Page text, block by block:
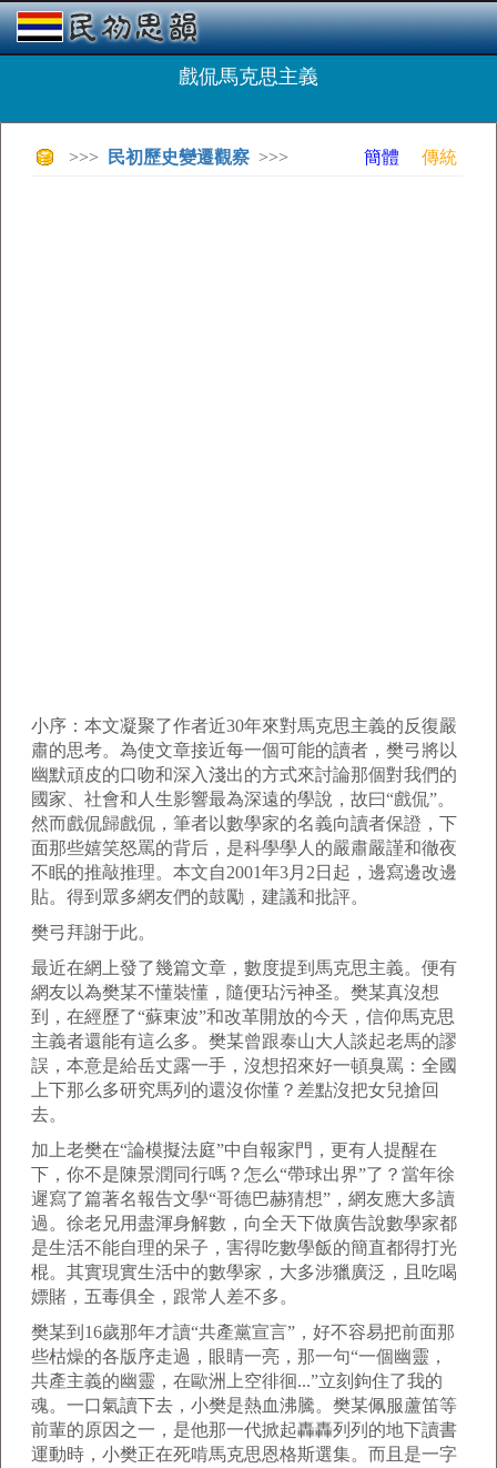
戲侃馬克思主義
>>> 民初歷史變遷觀察 >>> 簡體 傳統
小序：本文凝聚了作者近30年來對馬克思主義的反復嚴
肅的思考。為使文章接近每一個可能的讀者，樊弓將以
幽默頑皮的口吻和深入淺出的方式來討論那個對我們的
國家、社會和人生影響最為深遠的學說，故曰“戲侃”。
然而戲侃歸戲侃，筆者以數學家的名義向讀者保證，下
面那些嬉笑怒罵的背后，是科學學人的嚴肅嚴謹和徹夜
不眠的推敲推理。本文自2001年3月2日起，邊寫邊改邊
貼。得到眾多網友們的鼓勵，建議和批評。
樊弓拜謝于此。
最近在網上發了幾篇文章，數度提到馬克思主義。便有
網友以為樊某不懂裝懂，隨便玷污神圣。樊某真沒想
到，在經歷了“蘇東波”和改革開放的今天，信仰馬克思
主義者還能有這么多。樊某曾跟泰山大人談起老馬的謬
誤，本意是給岳丈露一手，沒想招來好一頓臭罵：全國
上下那么多研究馬列的還沒你懂？差點沒把女兒搶回
去。
加上老樊在“論模擬法庭”中自報家門，更有人提醒在
下，你不是陳景潤同行嗎？怎么“帶球出界”了？當年徐
遲寫了篇著名報告文學“哥德巴赫猜想”，網友應大多讀
過。徐老兄用盡渾身解數，向全天下做廣告說數學家都
是生活不能自理的呆子，害得吃數學飯的簡直都得打光
棍。其實現實生活中的數學家，大多涉獵廣泛，且吃喝
嫖賭，五毒俱全，跟常人差不多。
樊某到16歲那年才讀“共產黨宣言”，好不容易把前面那
些枯燥的各版序走過，眼睛一亮，那一句“一個幽靈，
共產主義的幽靈，在歐洲上空徘徊...”立刻鉤住了我的
魂。一口氣讀下去，小樊是熱血沸騰。樊某佩服蘆笛等
前輩的原因之一，是他那一代掀起轟轟列列的地下讀書
運動時，小樊正在死啃馬克思恩格斯選集。而且是一字